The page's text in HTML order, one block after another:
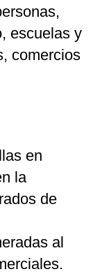
escuelas y
comercios
en
la
de
al